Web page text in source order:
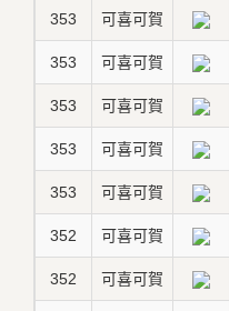
353 可喜可賀
353 可喜可賀
353 可喜可賀
353 可喜可賀
353 可喜可賀
352 可喜可賀
352 可喜可賀